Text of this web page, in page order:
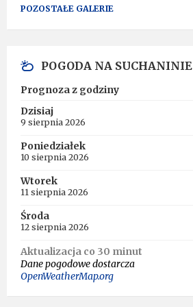
POZOSTAŁE GALERIE
POGODA NA SUCHANINIE
Prognoza z godziny
Dzisiaj
9 sierpnia 2026
Poniedziałek
10 sierpnia 2026
Wtorek
11 sierpnia 2026
Środa
12 sierpnia 2026
Aktualizacja co 30 minut
Dane pogodowe dostarcza
OpenWeatherMap.org